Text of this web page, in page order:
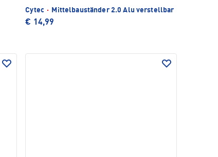
Cytec · Mittelbauständer 2.0 Alu verstellbar
€ 14,99